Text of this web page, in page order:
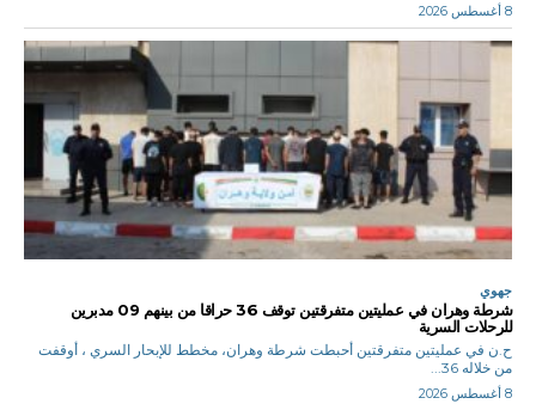
8 أغسطس 2026
جهوي
شرطة وهران في عمليتين متفرقتين توقف 36 حراقا من بينهم 09 مدبرين
للرحلات السرية
ح.ن في عمليتين متفرقتين أحبطت شرطة وهران، مخطط للإبحار السري ، أوقفت
من خلاله 36...
8 أغسطس 2026